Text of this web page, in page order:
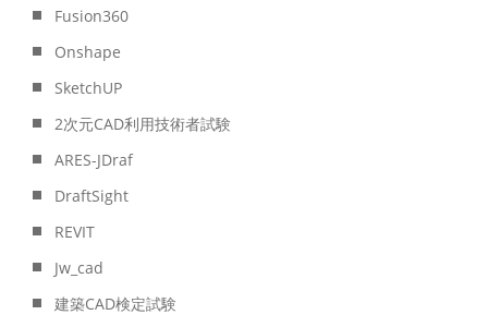
Fusion360
Onshape
SketchUP
2次元CAD利用技術者試験
ARES-JDraf
DraftSight
REVIT
Jw_cad
建築CAD検定試験